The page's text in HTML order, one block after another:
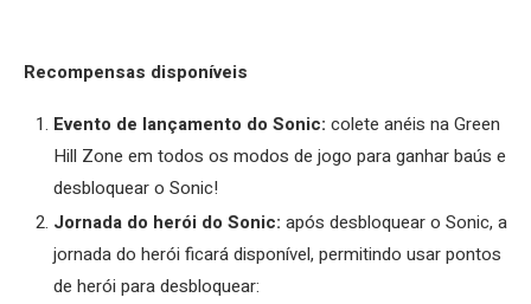
Recompensas disponíveis
Evento de lançamento do Sonic: colete anéis na Green
Hill Zone em todos os modos de jogo para ganhar baús e
desbloquear o Sonic!
Jornada do herói do Sonic: após desbloquear o Sonic, a
jornada do herói ficará disponível, permitindo usar pontos
de herói para desbloquear: